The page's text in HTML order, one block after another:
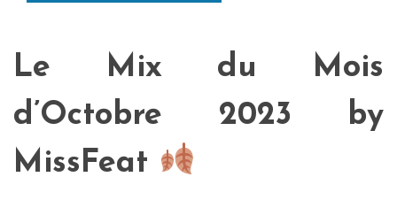
Le Mix du Mois
d’Octobre 2023 by
MissFeat